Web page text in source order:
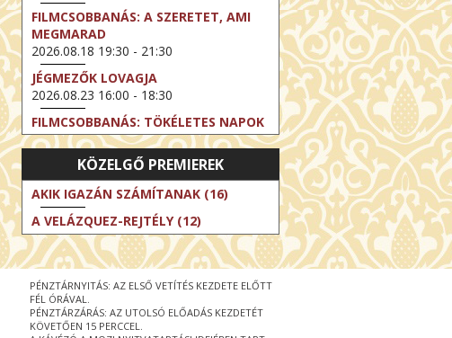
FILMCSOBBANÁS: A SZERETET, AMI
MEGMARAD
2026.08.18 19:30 - 21:30
JÉGMEZŐK LOVAGJA
2026.08.23 16:00 - 18:30
FILMCSOBBANÁS: TÖKÉLETES NAPOK
2026.08.25 19:30 - 21:45
FILMCSOBBANÁS: IFJÚSÁG
2026.08.27 19:30 - 21:30
EXHIBITION ON SCREEN: VINCENT
VAN GOGH - ÚJ LÁTÁSMÓD
2026.08.30 11:00 - 12:30
NT LIVE / DAVID IRELAND: THE FIFTH
STEP
2026.09.01 19:00 - 21:00
BERLIN ELESTE
KÖZELGŐ PREMIEREK
AKIK IGAZÁN SZÁMÍTANAK (16)
A VELÁZQUEZ-REJTÉLY (12)
PÉNZTÁRNYITÁS: AZ ELSŐ VETÍTÉS KEZDETE ELŐTT
FÉL ÓRÁVAL.
PÉNZTÁRZÁRÁS: AZ UTOLSÓ ELŐADÁS KEZDETÉT
KÖVETŐEN 15 PERCCEL.